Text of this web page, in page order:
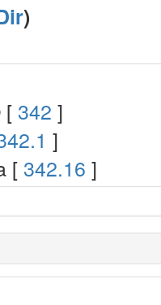
)
[ 342 ]
]
[ 342.16 ]